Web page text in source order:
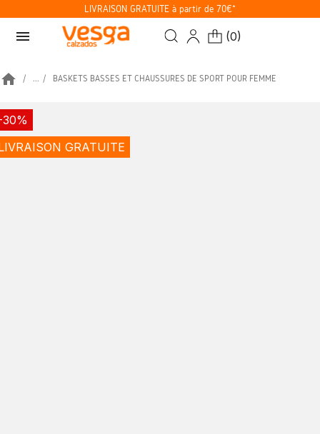
LIVRAISON GRATUITE à partir de 70€*
menu (0)
home ... BASKETS BASSES ET CHAUSSURES DE SPORT POUR FEMME
GRATUITE